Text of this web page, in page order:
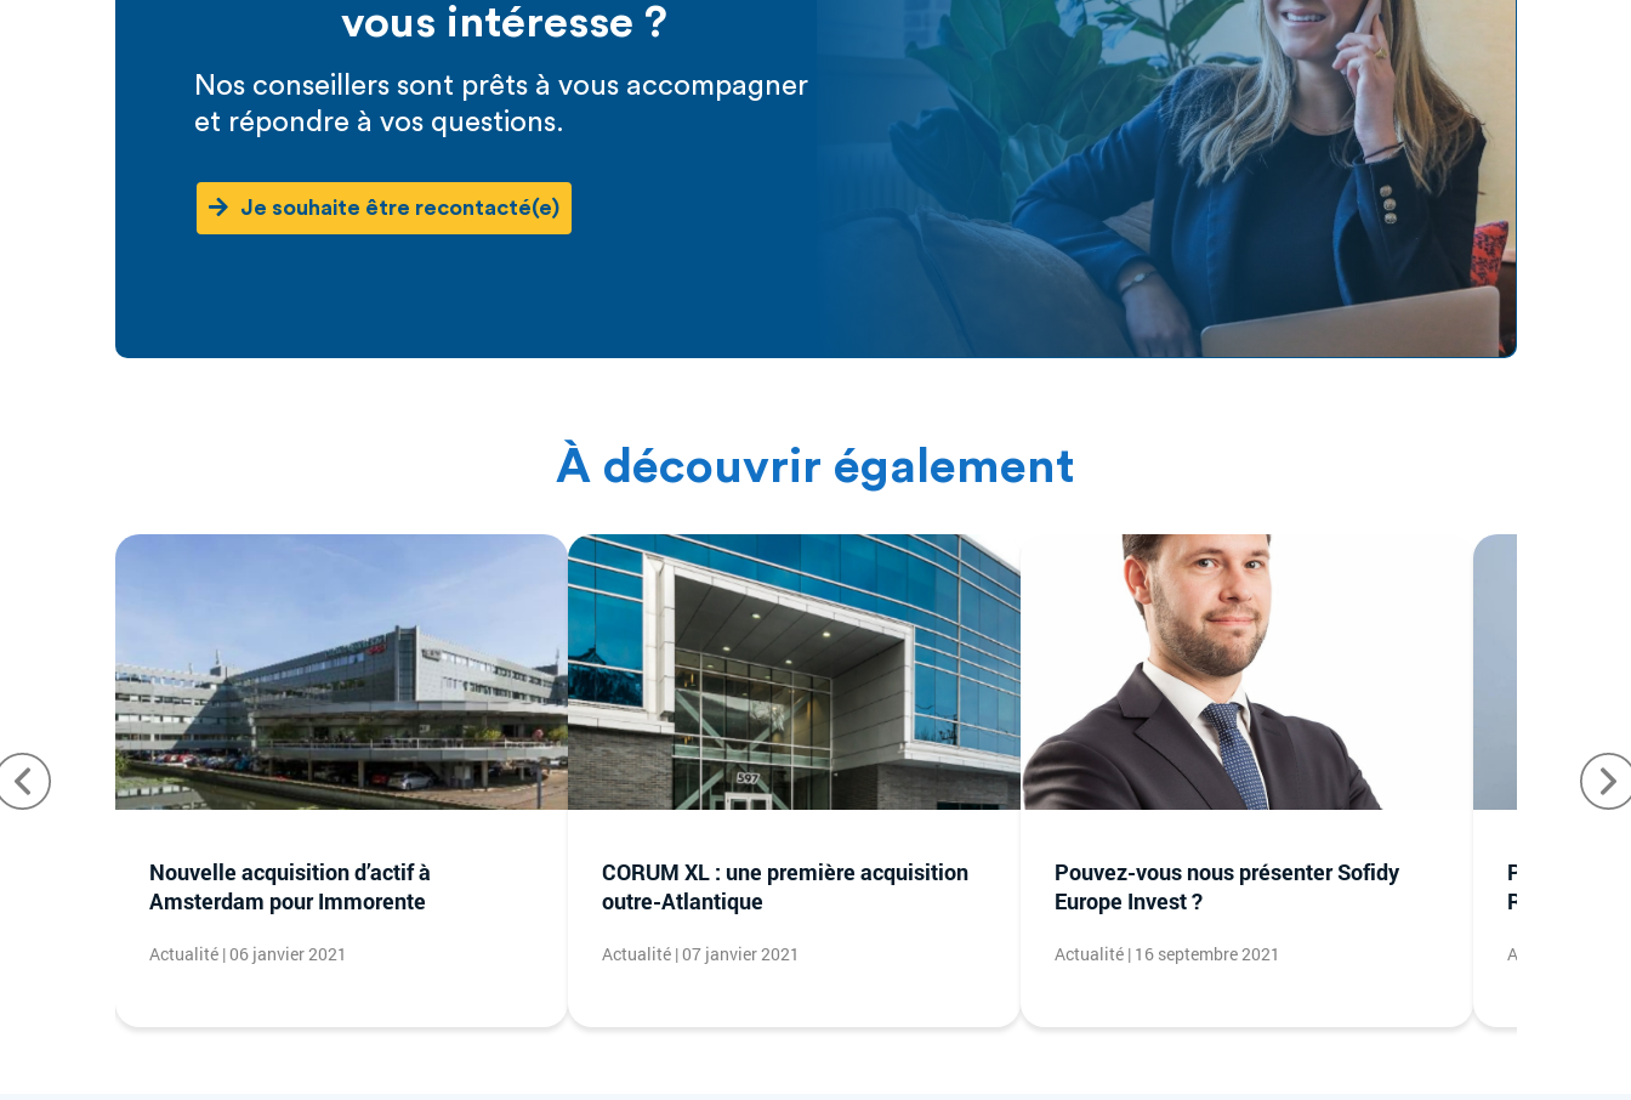
vous intéresse ?
Nos conseillers sont prêts à vous accompagner
et répondre à vos questions.
Je souhaite être recontacté(e)
À découvrir également
Nouvelle acquisition d’actif à
Amsterdam pour Immorente
Actualité | 06 janvier 2021
CORUM XL : une première acquisition
outre-Atlantique
Actualité | 07 janvier 2021
Pouvez-vous nous présenter Sofidy
Europe Invest ?
Actualité | 16 septembre 2021
Pouvez-
Remake
Actualité | 08